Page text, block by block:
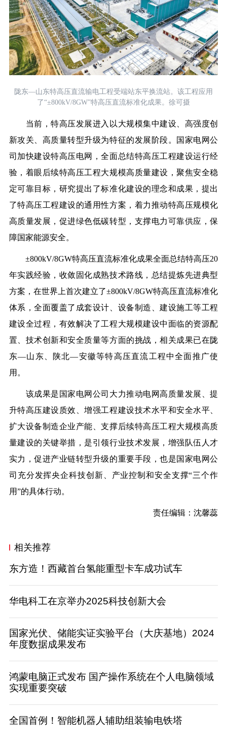
陇东—山东特高压直流输电工程受端站东平换流站。该工程应用
了“±800kV/8GW”特高压直流标准化成果。徐可摄
当前，特高压发展进入以大规模集中建设、高强度创
新攻关、高质量转型升级为特征的发展阶段。国家电网公
司加快建设特高压电网，全面总结特高压工程建设运行经
验，着眼后续特高压工程大规模高质量建设，聚焦安全稳
定可靠目标，研究提出了标准化建设的理念和成果，提出
了特高压工程建设的通用性方案，着力推动特高压规模化
高质量发展，促进绿色低碳转型，支撑电力可靠供应，保
障国家能源安全。
±800kV/8GW特高压直流标准化成果全面总结特高压20
年实践经验，收敛固化成熟技术路线，总结提炼先进典型
方案，在世界上首次建立了±800kV/8GW特高压直流标准化
体系，全面覆盖了成套设计、设备制造、建设施工等工程
建设全过程，有效解决了工程大规模建设中面临的资源配
置、技术创新和安全质量等方面的挑战，相关成果已在陇
东—山东、陕北—安徽等特高压直流工程中全面推广使
用。
该成果是国家电网公司大力推动电网高质量发展、提
升特高压建设质效、增强工程建设技术水平和安全水平、
扩大设备制造企业产能、支撑后续特高压工程大规模高质
量建设的关键举措，是引领行业技术发展，增强队伍人才
实力，促进产业链转型升级的重要手段，也是国家电网公
司充分发挥央企科技创新、产业控制和安全支撑“三个作
用”的具体行动。
责任编辑：沈馨蕊
相关推荐
东方造！西藏首台氢能重型卡车成功试车
华电科工在京举办2025科技创新大会
国家光伏、储能实证实验平台（大庆基地）2024
年度数据成果发布
鸿蒙电脑正式发布 国产操作系统在个人电脑领域
实现重要突破
全国首例！智能机器人辅助组装输电铁塔